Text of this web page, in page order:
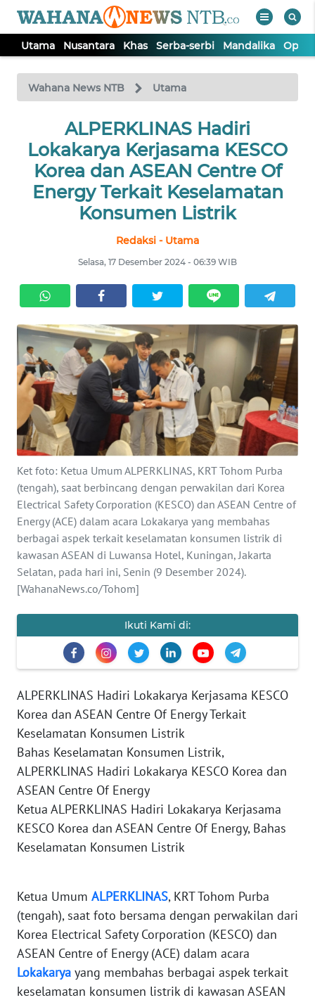
Utama Nusantara Khas Serba-serbi Mandalika Opini
Wahana News NTB Utama
ALPERKLINAS Hadiri
Lokakarya Kerjasama KESCO
Korea dan ASEAN Centre Of
Energy Terkait Keselamatan
Konsumen Listrik
Redaksi - Utama
Selasa, 17 Desember 2024 - 06:39 WIB
Ket foto: Ketua Umum ALPERKLINAS, KRT Tohom Purba
(tengah), saat berbincang dengan perwakilan dari Korea
Electrical Safety Corporation (KESCO) dan ASEAN Centre of
Energy (ACE) dalam acara Lokakarya yang membahas
berbagai aspek terkait keselamatan konsumen listrik di
kawasan ASEAN di Luwansa Hotel, Kuningan, Jakarta
Selatan, pada hari ini, Senin (9 Desember 2024).
[WahanaNews.co/Tohom]
Ikuti Kami di:
ALPERKLINAS Hadiri Lokakarya Kerjasama KESCO
Korea dan ASEAN Centre Of Energy Terkait
Keselamatan Konsumen Listrik
Bahas Keselamatan Konsumen Listrik,
ALPERKLINAS Hadiri Lokakarya KESCO Korea dan
ASEAN Centre Of Energy
Ketua ALPERKLINAS Hadiri Lokakarya Kerjasama
KESCO Korea dan ASEAN Centre Of Energy, Bahas
Keselamatan Konsumen Listrik
Ketua Umum ALPERKLINAS, KRT Tohom Purba
(tengah), saat foto bersama dengan perwakilan dari
Korea Electrical Safety Corporation (KESCO) dan
ASEAN Centre of Energy (ACE) dalam acara
Lokakarya yang membahas berbagai aspek terkait
keselamatan konsumen listrik di kawasan ASEAN
TV
Tutup
NUSANTARA
MANDALIKA
OPINI
Informasi
INDEKS
BERITA
KONTAK
KAMI
INFO
IKLAN
TENTANG
KAMI
PEDOMAN
KARIR
DISCLAIMER
Wahana
News
Regional
WN
JAKARTA
WN
JABAR